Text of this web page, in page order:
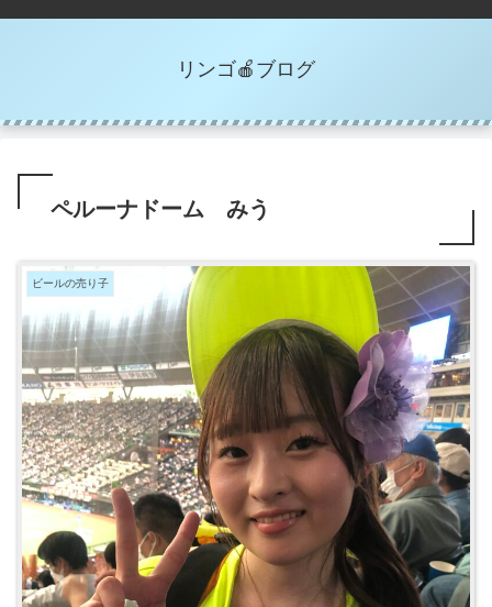
リンゴ🍎ブログ
ペルーナドーム みう
ビールの売り子